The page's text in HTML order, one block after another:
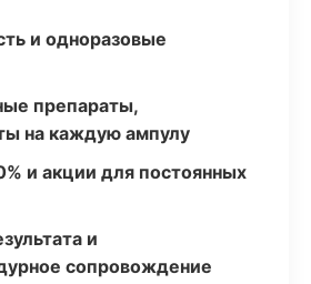
и одноразовые
препараты,
на каждую ампулу
и акции для постоянных
и
сопровождение